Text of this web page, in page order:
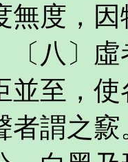
無度，
〔八〕
並至，
者謂之